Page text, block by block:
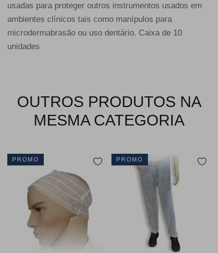
usadas para proteger outros instrumentos usados em
ambientes clínicos tais como manípulos para
microdermabrasão ou uso dentário. Caixa de 10
unidades
OUTROS PRODUTOS NA
MESMA CATEGORIA
PROMO PROMO